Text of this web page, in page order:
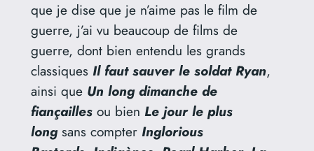
que je dise que je n’aime pas le film de
guerre, j’ai vu beaucoup de films de
guerre, dont bien entendu les grands
classiques Il faut sauver le soldat Ryan,
ainsi que Un long dimanche de
fiançailles ou bien Le jour le plus
longsans compter Inglorious